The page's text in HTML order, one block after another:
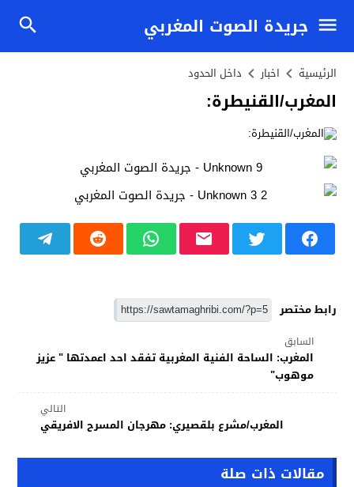
جريدة الصوت المغربي
الرئيسية اخبار داخل الحدود
المغرب/القنيطرة:
رابط مختصر
السابق
المغرب: الساحة الفنية المغربية تفقد احد اعمدتها " عزيز
موهوب"
التالي
المغرب/مشرع بلقصيري: مهرجان المسرح الافريقي
مقالات ذات صلة